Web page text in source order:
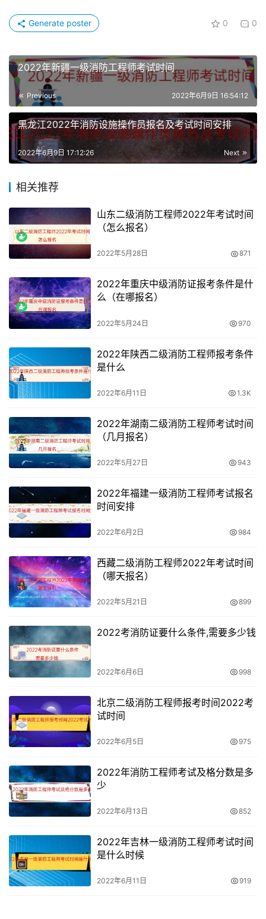
密码、真实姓名、证件类型(身份证、军官证、护照等)、证
件号码、照片、邮箱、(用户名，密码及相关信息要牢记，
实行告知承诺制后，首次报考人员应在报名前完成用户注
册，已注册的报考人员不需要重新注册，但须补充完善相关
注册信息。网上报名系统将对身份信息、学历学位等注册信
息进行在线核验，提交注册信息24小时后可登陆网上报名
系统报名查询核验结果，如有未完成核验的项目，选择考试
报名时会有相应的提示信息，须待核验完成后方可报名。未
0 0
Generate poster
2022年新疆一级消防工程师考试时间
Previous 2022年6月9日 16:54:12
黑龙江2022年消防设施操作员报名及考试时间安排
Next
2022年6月9日 17:12:26
相关推荐
山东二级消防工程师2022年考试时间
（怎么报名）
2022年5月28日 871
2022年重庆中级消防证报考条件是什
么（在哪报名）
2022年5月24日 970
2022年陕西二级消防工程师报考条件
是什么
2022年6月11日 1.3K
2022年湖南二级消防工程师考试时间
（几月报名）
2022年5月27日 943
2022年福建一级消防工程师考试报名
时间安排
2022年6月2日 984
西藏二级消防工程师2022年考试时间
（哪天报名）
2022年5月21日 899
2022考消防证要什么条件,需要多少钱
2022年6月6日 998
北京二级消防工程师报考时间2022考
试时间
2022年6月5日 975
2022年消防工程师考试及格分数是多
少
2022年6月13日 852
2022年吉林一级消防工程师考试时间
是什么时候
2022年6月11日 919